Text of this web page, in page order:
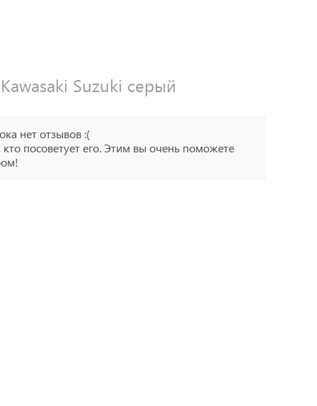
Suzuki серый
нет отзывов :(
посоветует его. Этим вы очень поможете